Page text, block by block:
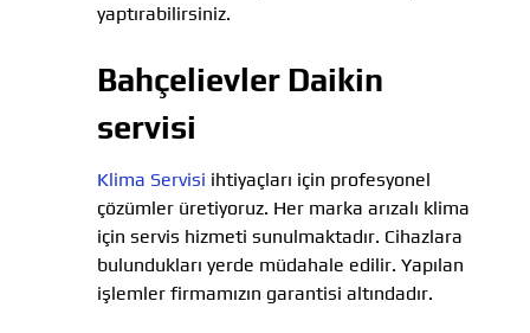
yaptırabilirsiniz.
Bahçelievler Daikin
servisi
Klima Servisi ihtiyaçları için profesyonel
çözümler üretiyoruz. Her marka arızalı klima
için servis hizmeti sunulmaktadır. Cihazlara
bulundukları yerde müdahale edilir. Yapılan
işlemler firmamızın garantisi altındadır.